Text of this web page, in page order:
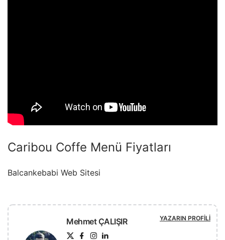
Caribou Coffe Menü Fiyatları
Balcankebabi Web Sitesi
Mehmet ÇALIŞIR YAZARIN PROFILI